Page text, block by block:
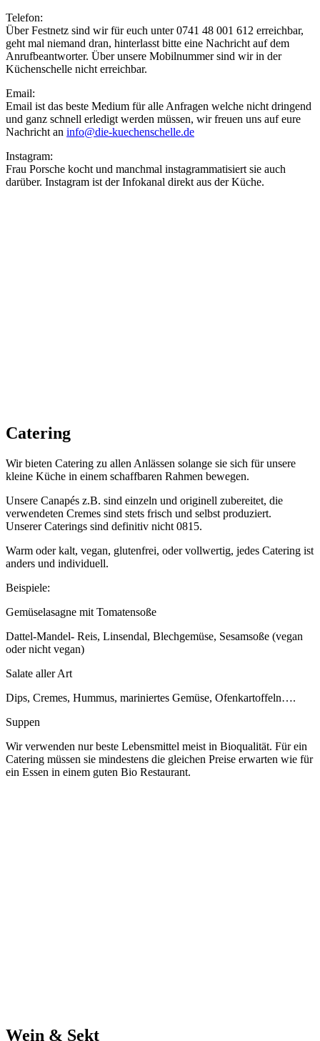
Telefon:
Über Festnetz sind wir für euch unter 0741 48 001 612 erreichbar,
geht mal niemand dran, hinterlasst bitte eine Nachricht auf dem
Anrufbeantworter. Über unsere Mobilnummer sind wir in der
Küchenschelle nicht erreichbar.
Email:
Email ist das beste Medium für alle Anfragen welche nicht dringend
und ganz schnell erledigt werden müssen, wir freuen uns auf eure
Nachricht an info@die-kuechenschelle.de
Instagram:
Frau Porsche kocht und manchmal instagrammatisiert sie auch
darüber. Instagram ist der Infokanal direkt aus der Küche.
Catering
Wir bieten Catering zu allen Anlässen solange sie sich für unsere
kleine Küche in einem schaffbaren Rahmen bewegen.
Unsere Canapés z.B. sind einzeln und originell zubereitet, die
verwendeten Cremes sind stets frisch und selbst produziert.
Unserer Caterings sind definitiv nicht 0815.
Warm oder kalt, vegan, glutenfrei, oder vollwertig, jedes Catering ist
anders und individuell.
Beispiele:
Gemüselasagne mit Tomatensoße
Dattel-Mandel- Reis, Linsendal, Blechgemüse, Sesamsoße (vegan
oder nicht vegan)
Salate aller Art
Dips, Cremes, Hummus, mariniertes Gemüse, Ofenkartoffeln….
Suppen
Wir verwenden nur beste Lebensmittel meist in Bioqualität. Für ein
Catering müssen sie mindestens die gleichen Preise erwarten wie für
ein Essen in einem guten Bio Restaurant.
Wein & Sekt